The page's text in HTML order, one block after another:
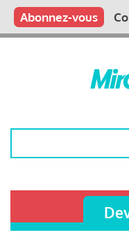
Aller
contenu
Main
Qui sommes nous ?
Vous publiez
Nous publions
Contactez-nous
Abonnez-vous